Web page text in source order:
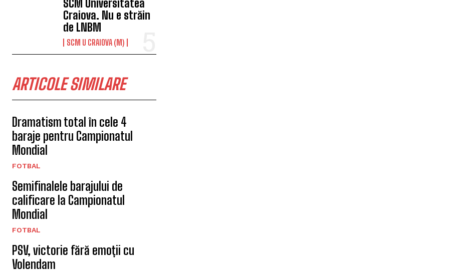
SCM Universitatea
Craiova. Nu e străin
de LNBM
SCM U CRAIOVA (M)
ARTICOLE SIMILARE
Dramatism total în cele 4
baraje pentru Campionatul
Mondial
FOTBAL
Semifinalele barajului de
calificare la Campionatul
Mondial
FOTBAL
PSV, victorie fără emoții cu
Volendam